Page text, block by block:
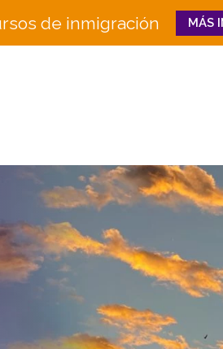
de inmigración MÁS
en la